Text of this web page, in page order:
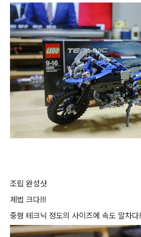
조립 완성샷
제법 크다!!!
중형 테크닉 정도의 사이즈에 속도 알차다!